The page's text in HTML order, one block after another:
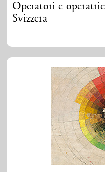
Operatori e
Svizzera